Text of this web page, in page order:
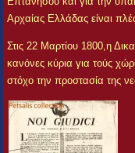
Αρχαίας Ελλάδας είναι
Στις 22 Μαρτίου 1800,η
κανόνες κύρια για τούς
στόχο την προστασία της